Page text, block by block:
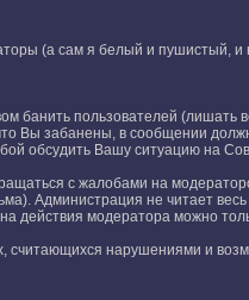
(а сам я белый и пушистый, и
банить пользователей
Вы забанены, в сообщении
обсудить Вашу ситуацию на
с жалобами на
Администрация не читает
действия модератора можно
считающихся нарушениями и